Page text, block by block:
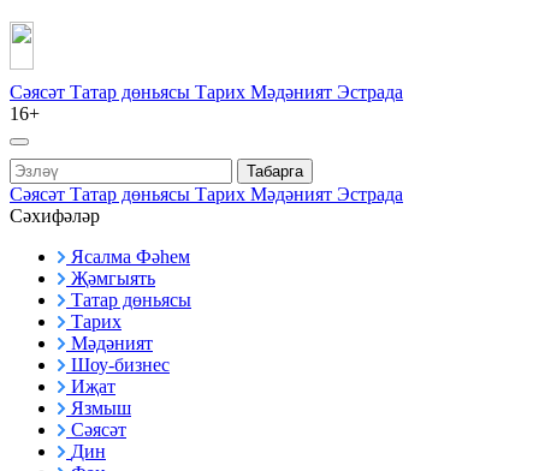
Сәясәт Татар дөньясы Тарих Мәдәният Эстрада
16+
Табарга
Сәясәт Татар дөньясы Тарих Мәдәният Эстрада
Сәхифәләр
Ясалма Фәһем
Җәмгыять
Татар дөньясы
Тарих
Мәдәният
Шоу-бизнес
Иҗат
Язмыш
Сәясәт
Дин